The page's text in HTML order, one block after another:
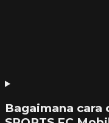
Bagaimana cara